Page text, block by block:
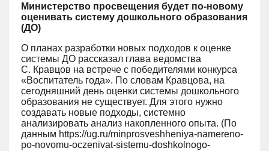
Министерство просвещения будет по-новому
оценивать систему дошкольного образования
(ДО)
О планах разработки новых подходов к оценке
системы ДО рассказал глава ведомства
С. Кравцов на встрече с победителями конкурса
«Воспитатель года». По словам Кравцова, на
сегодняшний день оценки системы дошкольного
образования не существует. Для этого нужно
создавать новые подходы, системно
анализировать анализ накопленного опыта. (По
данным https://ug.ru/minprosveshheniya-namereno-
po-novomu-oczenivat-sistemu-doshkolnogo-